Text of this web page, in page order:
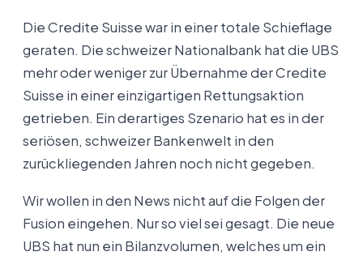
Die Credite Suisse war in einer totale Schieflage
geraten. Die schweizer Nationalbank hat die UBS
mehr oder weniger zur Übernahme der Credite
Suisse in einer einzigartigen Rettungsaktion
getrieben. Ein derartiges Szenario hat es in der
seriösen, schweizer Bankenwelt in den
zurückliegenden Jahren noch nicht gegeben.
Wir wollen in den News nicht auf die Folgen der
Fusion eingehen. Nur so viel sei gesagt. Die neue
UBS hat nun ein Bilanzvolumen, welches um ein